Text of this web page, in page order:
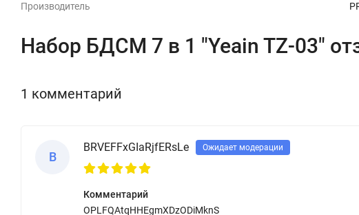
Производитель
Набор БДСМ 7 в 1 "Yeain TZ-03"
1 комментарий
B
BRVEFFxGIaRjfERsLe Ожидает модерации
Комментарий
OPLFQAtqHHEgmXDzODiMknS